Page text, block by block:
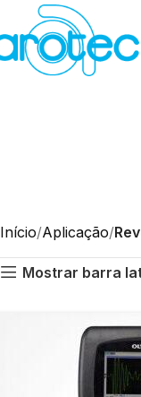
Início Aplicação
Mostrar barra